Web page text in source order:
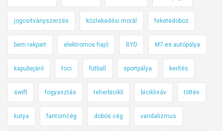
jogosítványszerzés közlekedési morál feketedoboz
bem rakpart elektromos hajó BYD M7-es autópálya
kapubejáró foci futball sportpálya kerítés
swift fogyasztás teherbicikli biciklisáv töltés
kutya fantomcég dobós cég vandalizmus